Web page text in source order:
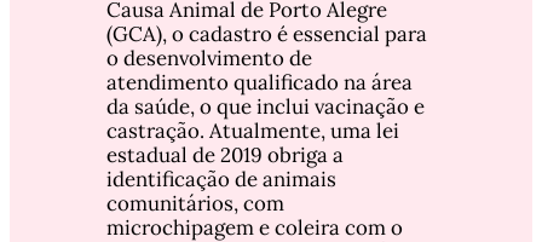
Causa Animal de Porto Alegre
(GCA), o cadastro é essencial para
o desenvolvimento de
atendimento qualificado na área
da saúde, o que inclui vacinação e
castração. Atualmente, uma lei
estadual de 2019 obriga a
identificação de animais
comunitários, com
microchipagem e coleira com o